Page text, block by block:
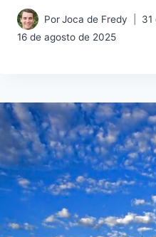
PorJoca de Fredy
31
16 de agosto de 2025